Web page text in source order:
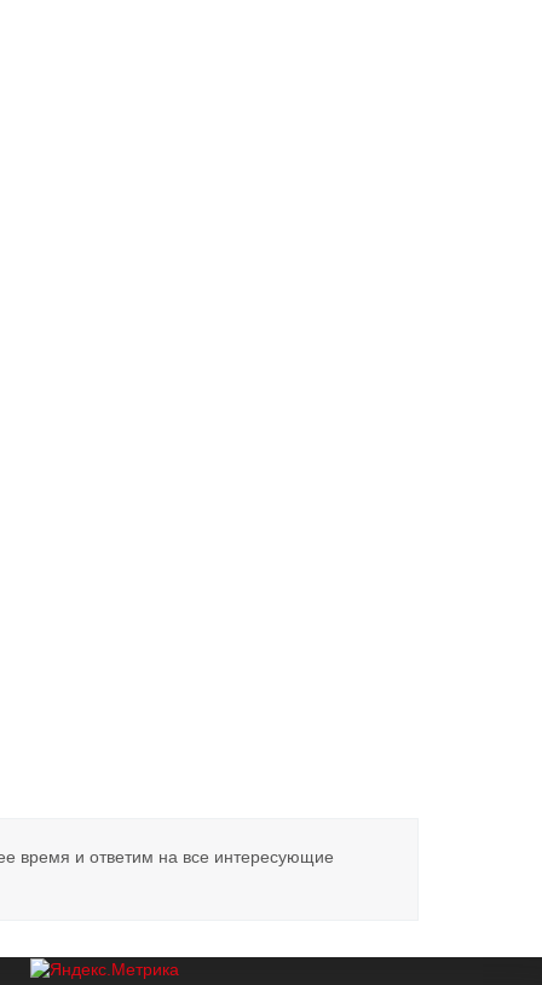
время и ответим на все интересующие